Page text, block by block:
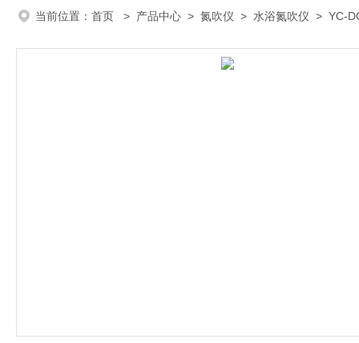
当前位置： 首页 > 产品中心 > 氮吹仪 > 水浴氮吹仪 > YC-